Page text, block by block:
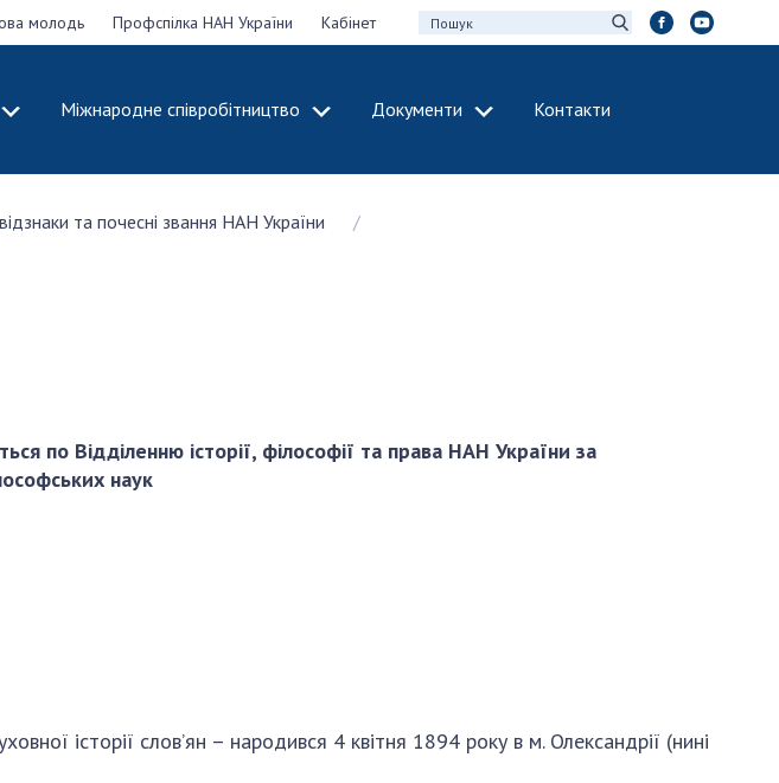
молодь Профспілка НАН України Кабінет
Міжнародне співробітництво Документи Контакти
і
Засідання Президії НАН України
Охорона прав інтелектуальної
власності та трансфер
Конкурси наукових досліджень
СПІВРОБІТНИЦТВО
ДОКУМЕНТИ
Бланки документів
та почесні звання НАН України
по Відділенню історії, філософії та права НАН України за
наук
історії слов’ян – народився 4 квітня 1894 року в м. Олександрії (нині